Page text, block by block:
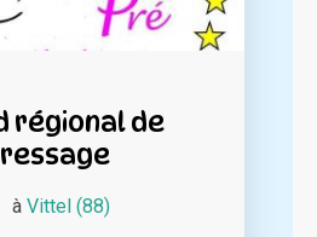
régional de
Vittel (88)